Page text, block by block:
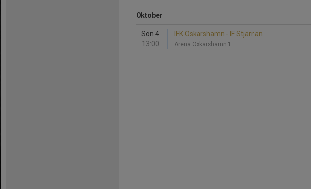
Oktober
Sön 4
13:00
IFK Oskarshamn - IF Stjärnan
Arena Oskarshamn 1